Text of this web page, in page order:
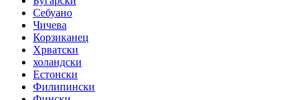
Себуано
Чичева
Корзиканец
Хрватски
холандски
Естонски
Филипински